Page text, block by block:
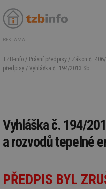
REKLAMA
TZB-info / Právní předpisy / Zákon č.
předpisy / Vyhláška č. 194/2013 Sb.
Vyhláška č. 194/
a rozvodů tepelné
PŘEDPIS BYL